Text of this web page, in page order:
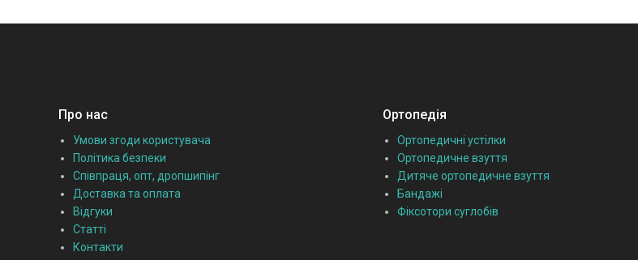
Про нас
Умови згоди користувача
Політика безпеки
Співпраця, опт, дропшипінг
Доставка та оплата
Відгуки
Статті
Контакти
Ортопедія
Ортопедичні устілки
Ортопедичне взуття
Дитяче ортопедичне взуття
Бандажі
Фіксотори суглобів